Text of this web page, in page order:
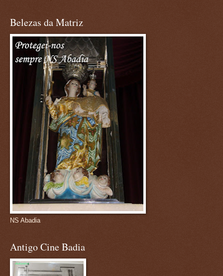
Belezas da Matriz
NS Abadia
Antigo Cine Badia